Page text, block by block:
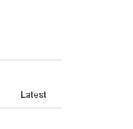
Latest